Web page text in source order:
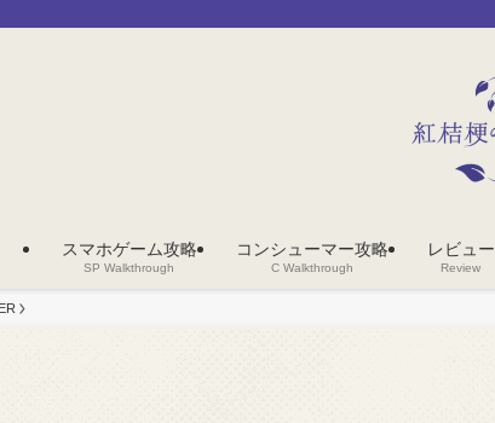
スマホゲーム攻略
SP Walkthrough
コンシューマー攻略
C Walkthrough
レビュー
Review